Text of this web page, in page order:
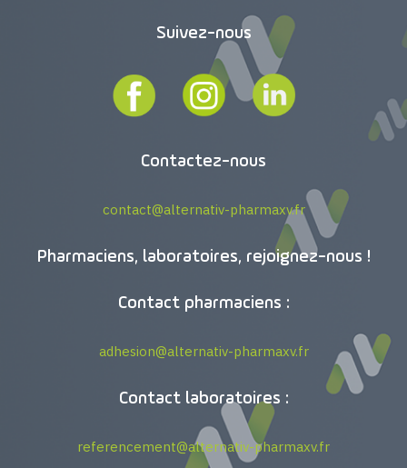
Suivez-nous
Contactez-nous
contact@alternativ-pharmaxv.fr
Pharmaciens, laboratoires, rejoignez-nous !
Contact pharmaciens :
adhesion@alternativ-pharmaxv.fr
Contact laboratoires :
referencement@alternativ-pharmaxv.fr